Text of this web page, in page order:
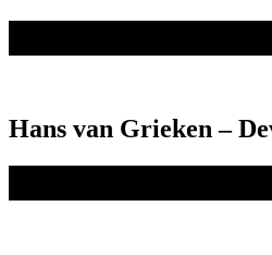
Hans van Grieken –